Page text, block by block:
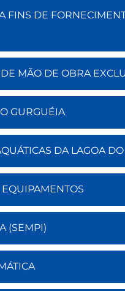
FINS DE
MÃO DE OBRA
GURGUÉIA
DA LAGOA
(SEMPI)